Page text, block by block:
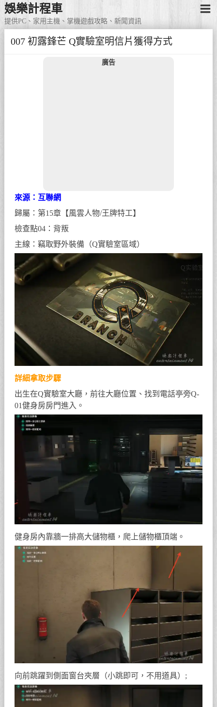
娛樂計程車
提供PC、家用主機、掌機遊戲攻略、新聞資訊
007 初露鋒芒 Q實驗室明信片獲得方式
廣告
來源：互聯網
歸屬：第15章【風雲人物/王牌特工】
檢查點04：背叛
主線：竊取野外裝備（Q實驗室區域）
詳細拿取步驟
出生在Q實驗室大廳，前往大廳位置、找到電話亭旁Q-
01健身房房門進入。
健身房內靠牆一排高大儲物櫃，爬上儲物櫃頂端。
向前跳躍到側面窗台夾層（小跳即可，不用道具）;